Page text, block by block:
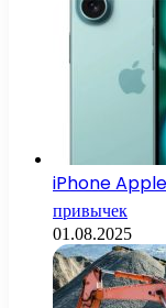
iPhone Apple:
привычек
01.08.2025